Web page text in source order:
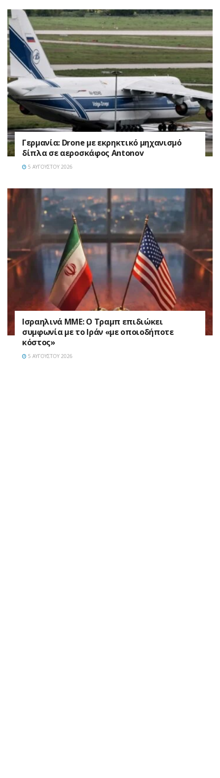
Γερμανία: Drone με εκρηκτικό μηχανισμό
δίπλα σε αεροσκάφος Antonov
5 ΑΥΓΟΎΣΤΟΥ 2026
Ισραηλινά ΜΜΕ: Ο Τραμπ επιδιώκει
συμφωνία με το Ιράν «με οποιοδήποτε
κόστος»
5 ΑΥΓΟΎΣΤΟΥ 2026